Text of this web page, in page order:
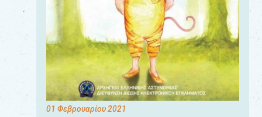
01 Φεβρουαρίου 2021